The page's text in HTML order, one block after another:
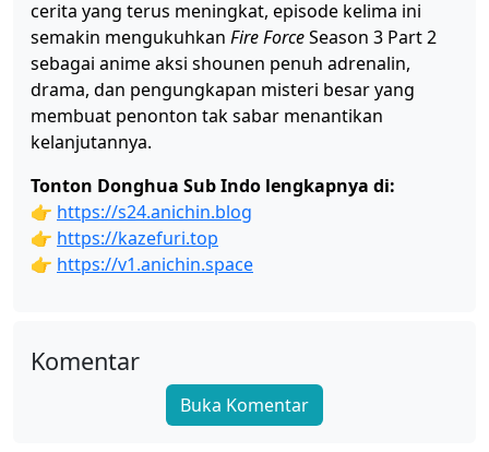
cerita yang terus meningkat, episode kelima ini
semakin mengukuhkan Fire ForceSeason 3 Part 2
sebagai anime aksi shounen penuh adrenalin,
drama, dan pengungkapan misteri besar yang
membuat penonton tak sabar menantikan
kelanjutannya.
Tonton Donghua Sub Indo lengkapnya di:
👉 https://s24.anichin.blog
👉 https://kazefuri.top
👉 https://v1.anichin.space
Komentar
Buka Komentar